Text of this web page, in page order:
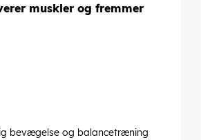
muskler og fremmer
bevægelse og balancetræning